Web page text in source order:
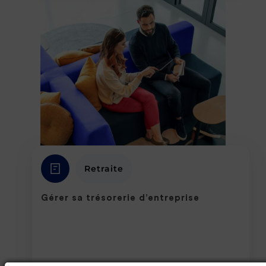
Retraite
Gérer sa trésorerie d’entreprise